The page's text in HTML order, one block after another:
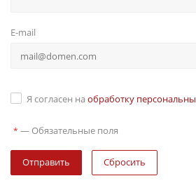
E-mail
Я согласен на обработку
* — Обязательные поля
Сбросить